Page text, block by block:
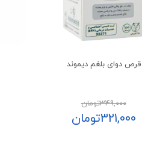
قرص دوای بلغم دیموند
349,000تومان
321,000تومان